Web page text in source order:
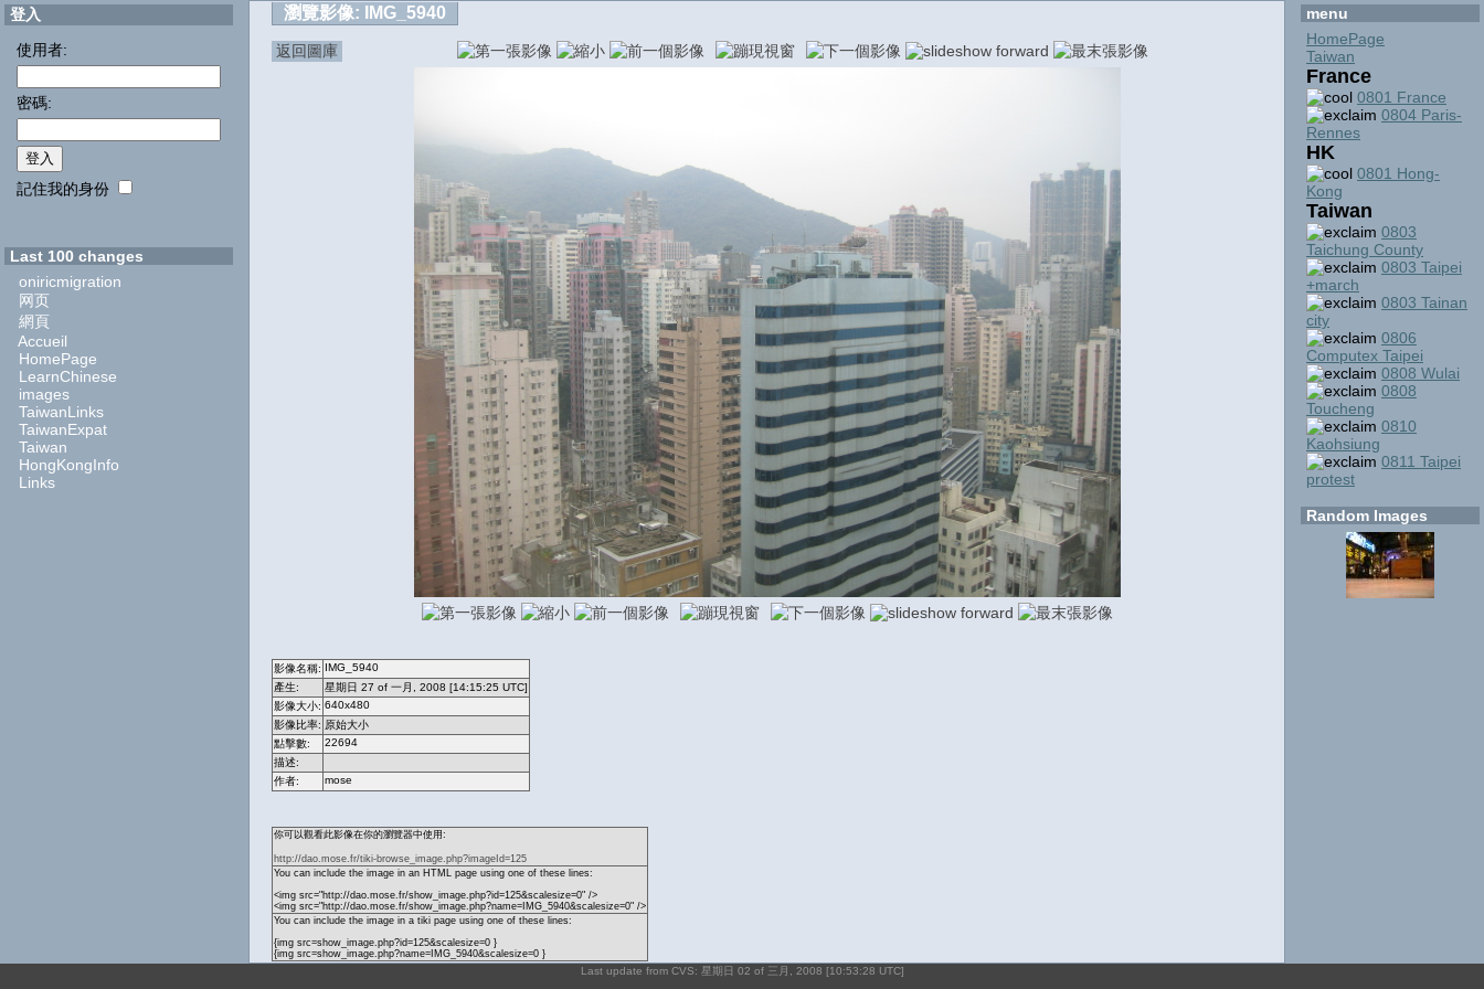
登入
使用者:
密碼:
記住我的身份
Last 100 changes
oniricmigration
网页
網頁
Accueil
HomePage
LearnChinese
images
TaiwanLinks
TaiwanExpat
Taiwan
HongKongInfo
Links
瀏覽影像: IMG_5940
返回圖庫
影像名稱:
IMG_5940
產生:
星期日 27 of 一月, 2008 [14:15:25 UTC]
影像大小: 640x480
影像比率: 原始大小
點擊數:
22694
描述:
作者:
mose
你可以觀看此影像在你的瀏覽器中使用:
http://dao.mose.fr/tiki-browse_image.php?imageId=125
You can include the image in an HTML page using one of these lines:
<img src="http://dao.mose.fr/show_image.php?id=125&scalesize=0" />
<img src="http://dao.mose.fr/show_image.php?name=IMG_5940&scalesize=0" />
You can include the image in a tiki page using one of these lines:
{img src=show_image.php?id=125&scalesize=0 }
{img src=show_image.php?name=IMG_5940&scalesize=0 }
menu
HomePage
Taiwan
France
0801 France
0804 Paris-
Rennes
HK
0801 Hong-
Kong
Taiwan
0803
Taichung County
0803 Taipei
+march
0803 Tainan
city
0806
Computex Taipei
0808 Wulai
0808
Toucheng
0810
Kaohsiung
0811 Taipei
protest
Random Images
Last update from CVS: 星期日 02 of 三月, 2008 [10:53:28 UTC]